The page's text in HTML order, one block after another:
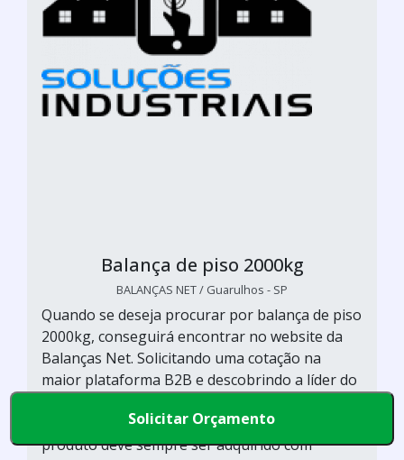
Balança de piso 2000kg
BALANÇAS NET / Guarulhos - SP
Quando se deseja procurar por balança de piso
2000kg, conseguirá encontrar no website da
Balanças Net. Solicitando uma cotação na
maior plataforma B2B e descobrindo a líder do
aumentam! É importante lembrar que o
produto deve sempre ser adquirido com
Solicitar Orçamento